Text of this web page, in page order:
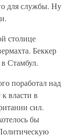
для службы. Ну
столице
Беккер
Стамбул.
поработал над
власти в
сил.
бы